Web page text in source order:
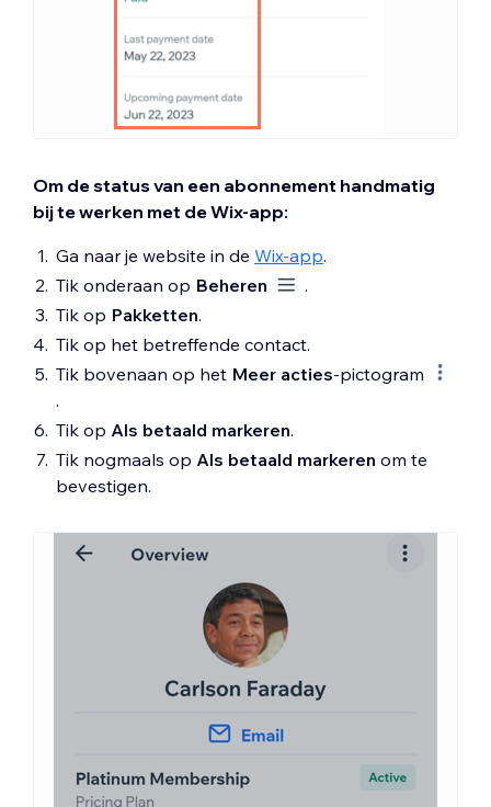
Om de status van een abonnement handmatig
bij te werken met de Wix-app:
Ga naar je website in de Wix-app.
Tik onderaan op Beheren
.
Tik op Pakketten.
Tik op het betreffende contact.
Tik bovenaan op het Meer acties-pictogram
.
Tik op Als betaald markeren.
Tik nogmaals op Als betaald markeren om te
bevestigen.